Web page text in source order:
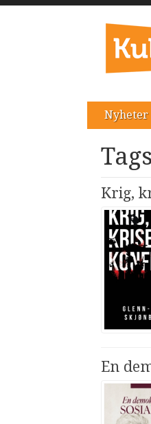
Nyheter
Krig,
En